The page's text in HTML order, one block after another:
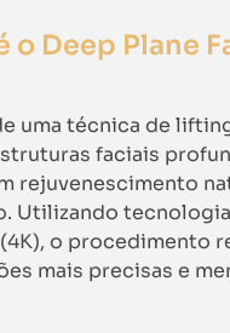
o Deep Plane
uma técnica de
faciais
rejuvenescimento
Utilizando
o procedimento
mais precisas e